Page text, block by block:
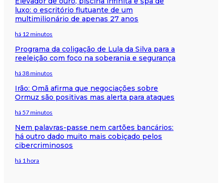
luxo: o escritório flutuante de um
multimilionário de apenas 27 anos
há 12 minutos
Programa da coligação de Lula da Silva para a
reeleição com foco na soberania e segurança
há 38 minutos
Irão: Omã afirma que negociações sobre
Ormuz são positivas mas alerta para ataques
há 57 minutos
Nem palavras-passe nem cartões bancários:
há outro dado muito mais cobiçado pelos
cibercriminosos
há 1 hora